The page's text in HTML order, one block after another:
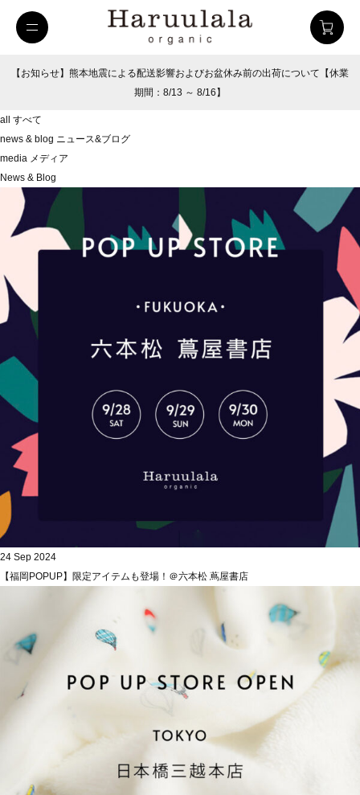
【お知らせ】熊本地震による配送影響およびお盆休み前の出荷について【休業
期間：8/13 ～ 8/16】
all
すべて
news & blog ニュース&ブログ
media メディア
News & Blog
24 Sep 2024
【福岡POPUP】限定アイテムも登場！＠六本松 蔦屋書店